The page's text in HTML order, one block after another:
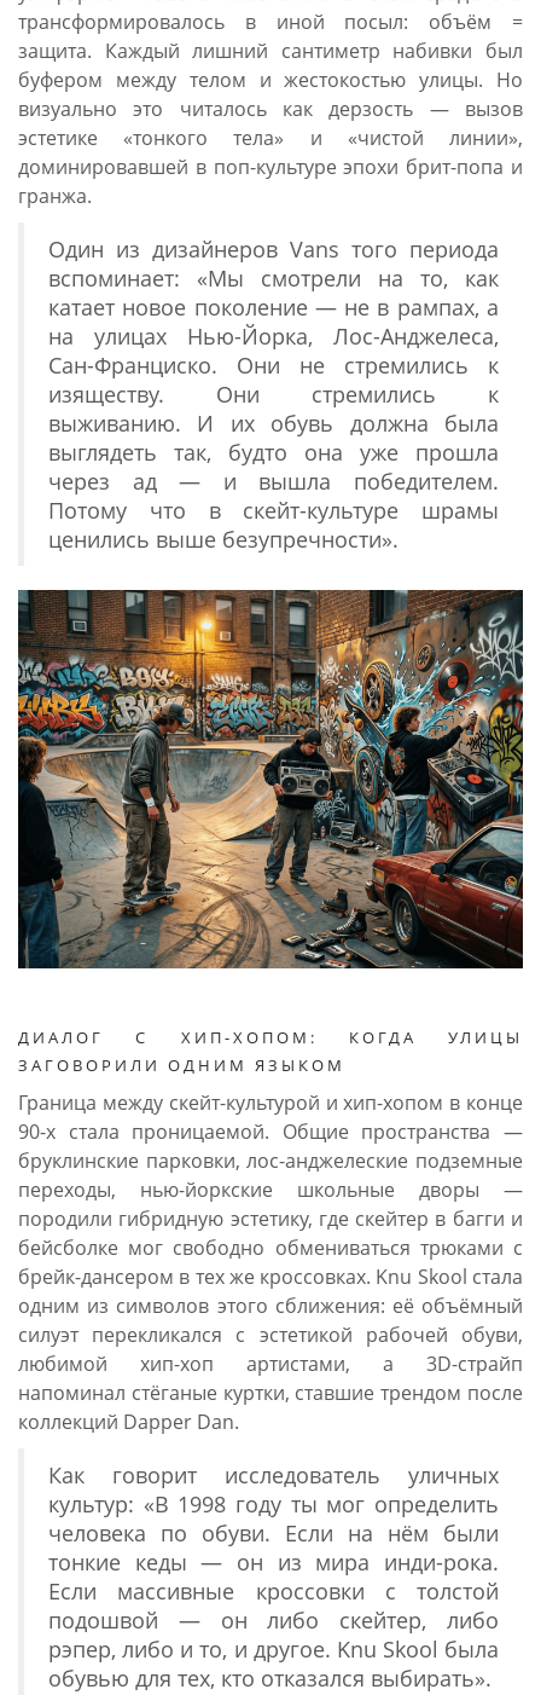
трансформировалось в иной посыл: объём =
защита. Каждый лишний сантиметр набивки был
буфером между телом и жестокостью улицы. Но
визуально это читалось как дерзость — вызов
эстетике «тонкого тела» и «чистой линии»,
доминировавшей в поп-культуре эпохи брит-попа и
гранжа.
Один из дизайнеров Vans того периода
вспоминает: «Мы смотрели на то, как
катает новое поколение — не в рампах, а
на улицах Нью-Йорка, Лос-Анджелеса,
Сан-Франциско. Они не стремились к
изяществу. Они стремились к
выживанию. И их обувь должна была
выглядеть так, будто она уже прошла
через ад — и вышла победителем.
Потому что в скейт-культуре шрамы
ценились выше безупречности».
ДИАЛОГ С ХИП-ХОПОМ: КОГДА УЛИЦЫ
ЗАГОВОРИЛИ ОДНИМ ЯЗЫКОМ
Граница между скейт-культурой и хип-хопом в конце
90-х стала проницаемой. Общие пространства —
бруклинские парковки, лос-анджелеские подземные
переходы, нью-йоркские школьные дворы —
породили гибридную эстетику, где скейтер в багги и
бейсболке мог свободно обмениваться трюками с
брейк-дансером в тех же кроссовках. Knu Skool стала
одним из символов этого сближения: её объёмный
силуэт перекликался с эстетикой рабочей обуви,
любимой хип-хоп артистами, а 3D-страйп
напоминал стёганые куртки, ставшие трендом после
коллекций Dapper Dan.
Как говорит исследователь уличных
культур: «В 1998 году ты мог определить
человека по обуви. Если на нём были
тонкие кеды — он из мира инди-рока.
Если массивные кроссовки с толстой
подошвой — он либо скейтер, либо
рэпер, либо и то, и другое. Knu Skool была
обувью для тех, кто отказался выбирать».